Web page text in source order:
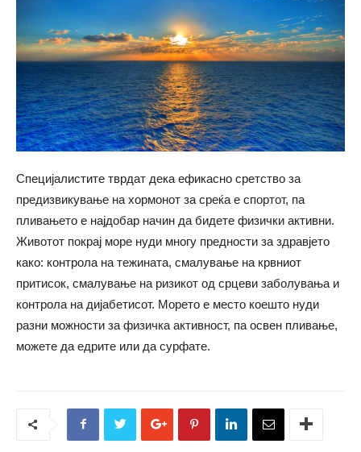
Специјалистите тврдат дека ефикасно сретство за
предизвикување на хормонот за среќа е спортот, па
пливањето е најдобар начин да бидете физички активни.
Животот покрај море нуди многу предности за здравјето
како: контрола на тежината, смалување на крвниот
притисок, смалување на ризикот од срцеви заболувања и
контрола на дијабетисот. Морето е место коешто нуди
разни можности за физичка активност, па освен пливање,
можете да едрите или да сурфате.